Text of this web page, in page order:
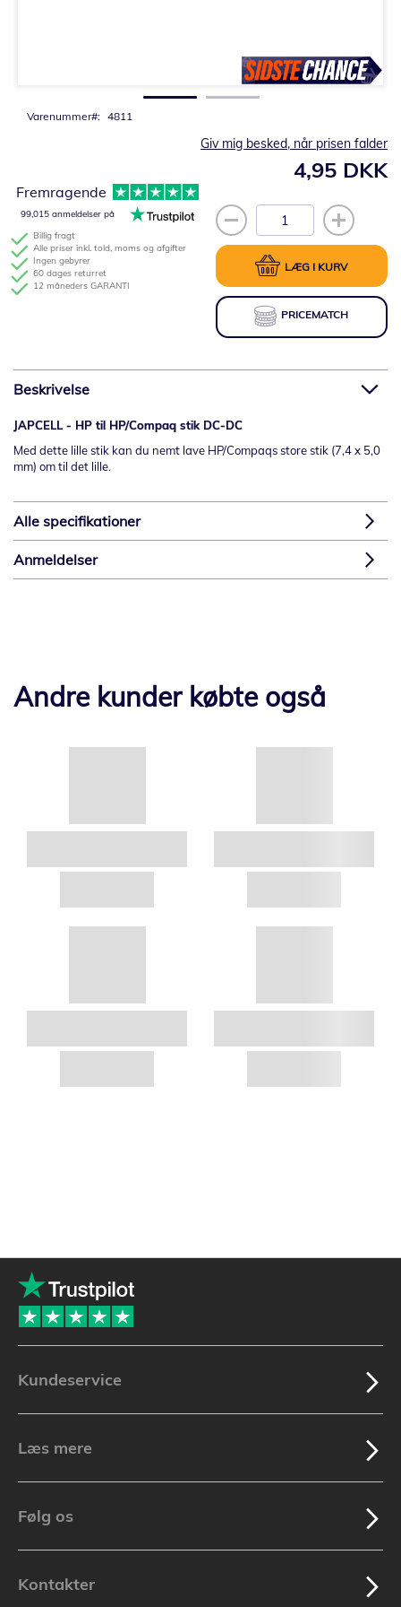
Varenummer 4811
4,95 DKK
Giv mig besked, når prisen falder
LÆG I KURV
PRICEMATCH
Billig fragt
Alle priser inkl. told, moms og afgifter
Ingen gebyrer
60 dages returret
12 måneders GARANTI
Fremragende
99,015 anmeldelser på
Beskrivelse
JAPCELL - HP til HP/Compaq stik DC-DC
Med dette lille stik kan du nemt lave HP/Compaqs store stik (7,4 x 5,0
mm) om til det lille.
Alle specifikationer
Anmeldelser
Andre kunder købte også
Kundeservice
Læs mere
Følg os
Kontakter